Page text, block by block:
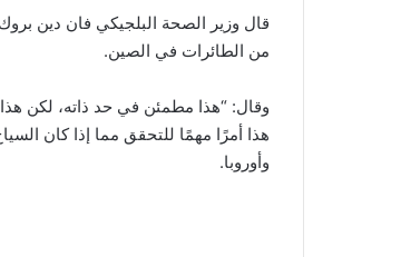
قال وزير الصحة البلجيكي فان دين
من الطائرات في الصين.
وقال: “هذا مطمئن في حد ذاته، لكن هذا
هذا أمرًا مهمًا للتحقق مما إذا كان
وأوروبا.